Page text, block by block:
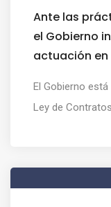
Ante las
el Gobierno
actuación en
El Gobierno
Ley de